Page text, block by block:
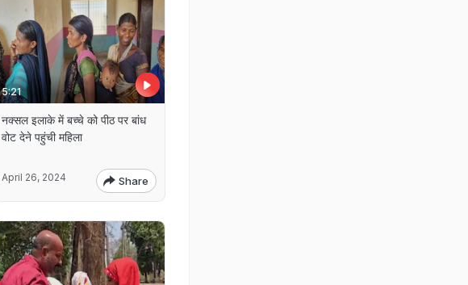
5:21
नक्सल इलाके में बच्चे को पीठ पर बांध
वोट देने पहुंची महिला
April 26, 2024 Share